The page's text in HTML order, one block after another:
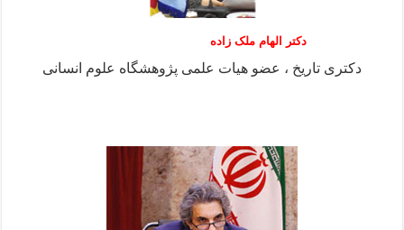
دکتر الهام ملک زاده
دکتری تاریخ ، عضو هیات علمی پژوهشگاه علوم انسانی